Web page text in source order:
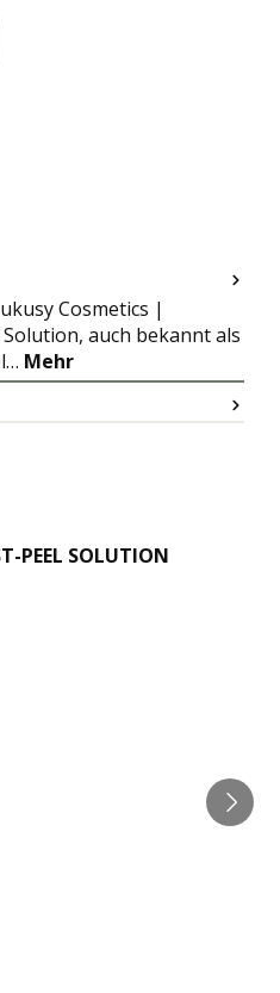
Wert ein oder benutze die
Cosmetics |
auch bekannt als
Mehr
PEEL SOLUTION